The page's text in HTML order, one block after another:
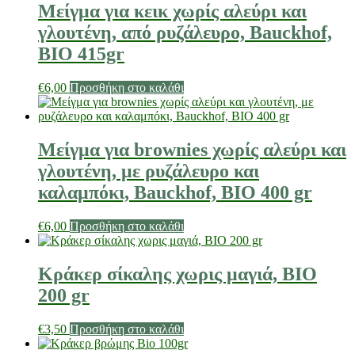
Μείγμα για κεικ χωρίς αλεύρι και
γλουτένη, από ρυζάλευρο, Bauckhof,
BIO 415gr
€6,00 Προσθήκη στο καλάθι
Μείγμα για brownies χωρίς αλεύρι και
γλουτένη, με ρυζάλευρο και
καλαμπόκι, Bauckhof, ΒΙΟ 400 gr
€6,00 Προσθήκη στο καλάθι
Κράκερ σίκαλης χωρις μαγιά, ΒΙΟ
200 gr
€3,50 Προσθήκη στο καλάθι